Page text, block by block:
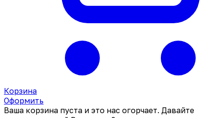
Корзина
Оформить
Ваша корзина пуста и это нас огорчает. Давайте